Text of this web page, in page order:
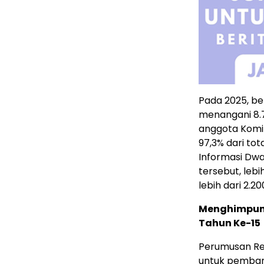
Pada 2025,
menangani
anggota
97,3% dari
Informasi
tersebut,
lebih dari
Tahun Ke-15
Perumusan
untuk